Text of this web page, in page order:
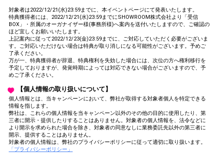
対象者は2022/12/21(水)23:59までに、本イベントページにて発表いたします。
特典獲得者には、2022/12/21(水)23:59までにSHOWROOM株式会社より「受信
BOX」・所属のオーガナイザー様(事務所様)へ案内を送付いたしますので、ご確認の
ほど宜しくお願いいたします。
上記案内に従って2022/12/23(金)23:59までに、ご対応していただく必要がございま
す。ご対応いただけない場合は特典が取り消しになる可能性がございます。予めご
了承ください。
万が一、特典獲得者が辞退、特典権利を失効した場合には、次位の方へ権利移行を
予定しておりますが、発覚時期によっては対応できない場合がございますので、予
めご了承ください。
【個人情報の取り扱いについて】
個人情報とは、当キャンペーンにおいて、弊社が取得する対象者個人を特定できる
情報を指します。
弊社は、これらの個人情報を当キャンペーン以外のその他の目的に使用したり、第
三者に開示・提供したりすることはありません。対象者の個人情報を、法令などに
より開示を求められた場合を除き、対象者の同意なしに業務委託先以外の第三者に
開示、提供することはありません。
対象者の個人情報は、弊社のプライバシーポリシーに従って適切に取り扱います。
「プライバシーポリシー」